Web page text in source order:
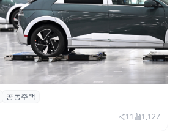
트 단지 내 공동주택 주차
공동주택
11 1,127